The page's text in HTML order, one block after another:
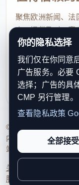
聚焦欧洲新闻、法
点，提供及时、真
速了解欧洲动态。
服务支持、版权与
利通知
© 2026 新欧洲·欧洲
内容透明度、联系方
站点完整度。
关于我们 编
服务条款联系我们
你的隐私选择
我们仅在你同意
广告服务。必要
选择；广告的具
CMP 另行管理。
查看隐私政策
全部接受